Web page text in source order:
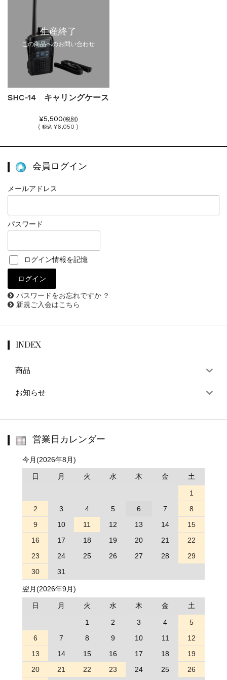
生産終了
この商品へのお問い合わせ
SHC-14 キャリングケース
¥5,500(税別)
(税込 ¥6,050 )
会員ログイン
メールアドレス
パスワード
ログイン情報を記憶
パスワードをお忘れですか ?
新規ご入会はこちら
INDEX
商品
お知らせ
営業日カレンダー
今月(2026年8月)
日 月 火 水 木 金 土
1
2
3 4 5 6 7
8
9
10 11 12 13 14
15
16
17 18 19 20 21
22
23
24 25 26 27 28
29
30
31
翌月(2026年9月)
日 月 火 水 木 金 土
1 2 3 4
5
6
7 8 9 10 11
12
13
14 15 16 17 18
19
20
21 22 23 24 25
26